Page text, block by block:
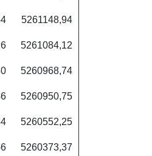
5261148,94
5261084,12
5260968,74
5260950,75
5260552,25
5260373,37